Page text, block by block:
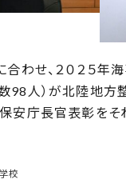
合わせ、２０２５
98人）が北陸地
安庁長官表彰をそ
校